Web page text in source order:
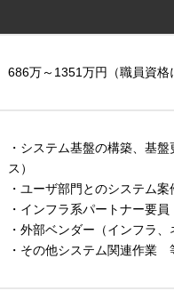
686万～1351万円（職員資格
・システム基盤の構築、基
ス）
・ユーザ部門とのシステム
・インフラ系パートナー要
・外部ベンダー（インフラ
・その他システム関連作業